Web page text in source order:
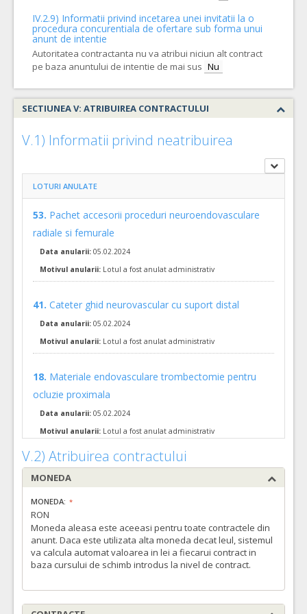
VALOAREA ESTIMATA FARA
TVA:
17.700,00 - 159.400,00 Leu
ATRIBUIT
15. Stent extractor tromb intracranial(LOT-0015)
Cant min si max este specificata in caietul de sarcini, al prezentei documentatii.
COD CPV: 33111710-1 Accesorii pentru angiografie (Rev.2)
TVA:
16.280,00 - 1.628.000,00 Leu
(LOT-0037)
VALOAREA ESTIMATA FARA
TVA:
11.865,00 - 514.360,00 Leu
28. Microcateter pt uz intravascular, dedicat zonelor tortuoase
COD CPV: 33111710-1 Accesorii pentru angiografie (Rev.2)
TVA:
3.000,00 - 600.000,00 Leu
29. Kit pt aspirare manuala a trombilor(LOT-0029)
COD CPV: 33111710-1 Accesorii pentru angiografie (Rev.2)
VALOAREA ESTIMATA FARA
350,00 - 105.000,00 Leu
38. Dispozitive de trombaspiraţie vase intracraniene distale
COD CPV:
VALOAREA ESTIMATA FARA
TVA:
3.100,00 - 1.240.000,00 Leu
ATRIBUIT
Cant min si max este specificata in caietul de sarcini, al prezentei documentatii.
IV.2.9) Informatii privind incetarea unei invitatii la o
procedura concurentiala de ofertare sub forma unui
anunt de intentie
Autoritatea contractanta nu va atribui niciun alt contract
pe baza anuntului de intentie de mai sus Nu
SECTIUNEA V: ATRIBUIREA CONTRACTULUI
V.1) Informatii privind neatribuirea
LOTURI ANULATE
53. Pachet accesorii proceduri neuroendovasculare
radiale si femurale
Data anularii: 05.02.2024
Motivul anularii: Lotul a fost anulat administrativ
41. Cateter ghid neurovascular cu suport distal
Data anularii: 05.02.2024
Motivul anularii: Lotul a fost anulat administrativ
18. Materiale endovasculare trombectomie pentru
ocluzie proximala
Data anularii: 05.02.2024
Motivul anularii: Lotul a fost anulat administrativ
V.2) Atribuirea contractului
MONEDA
MONEDA:
RON
Moneda aleasa este aceeasi pentru toate contractele din
anunt. Daca este utilizata alta moneda decat leul, sistemul
va calcula automat valoarea in lei a fiecarui contract in
baza cursului de schimb introdus la nivel de contract.